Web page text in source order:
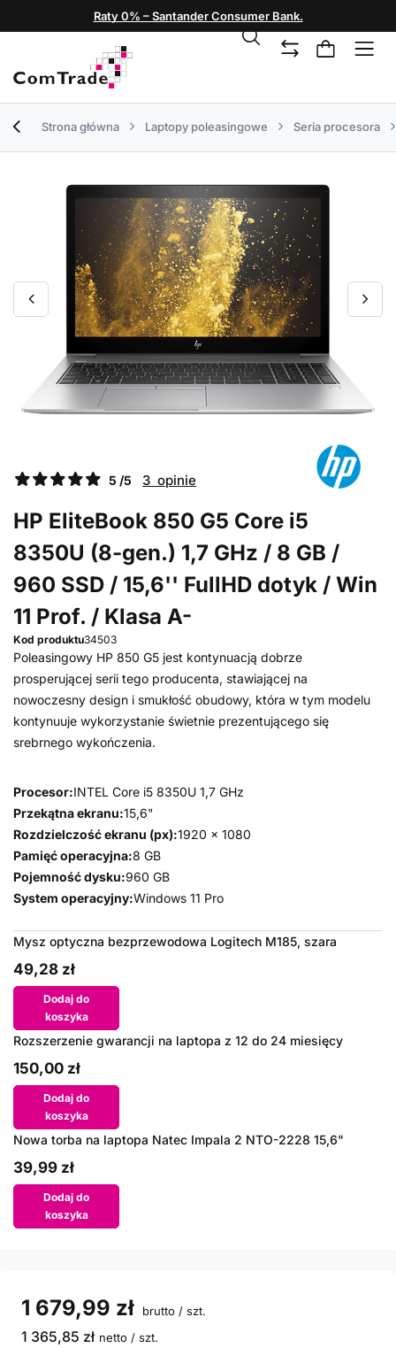
Raty 0% – Santander Consumer Bank.
Strona główna Laptopy poleasingowe Seria procesora
5 /5 3 opinie
HP EliteBook 850 G5 Core i5
8350U (8-gen.) 1,7 GHz / 8 GB /
960 SSD / 15,6'' FullHD dotyk / Win
11 Prof. / Klasa A-
Kod produktu34503
Poleasingowy HP 850 G5 jest kontynuacją dobrze
prosperującej serii tego producenta, stawiającej na
nowoczesny design i smukłość obudowy, która w tym modelu
kontynuuje wykorzystanie świetnie prezentującego się
srebrnego wykończenia.
Procesor:INTEL Core i5 8350U 1,7 GHz
Przekątna ekranu:15,6"
Rozdzielczość ekranu (px):1920 x 1080
Pamięć operacyjna:8 GB
Pojemność dysku:960 GB
System operacyjny:Windows 11 Pro
Mysz optyczna bezprzewodowa Logitech M185, szara
49,28 zł
Dodaj do
koszyka
Rozszerzenie gwarancji na laptopa z 12 do 24 miesięcy
150,00 zł
Dodaj do
koszyka
Nowa torba na laptopa Natec Impala 2 NTO-2228 15,6"
39,99 zł
Dodaj do
koszyka
1 679,99 zł brutto / szt.
1 365,85 zł netto / szt.